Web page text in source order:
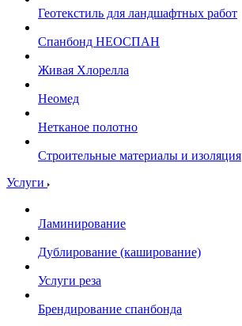
Геотекстиль для ландшафтных работ
Спанбонд НЕОСПАН
Живая Хлорелла
Нeомед
Нетканое полотно
Строительные материалы и изоляция
Услуги
Ламинирование
Дублирование (каширование)
Услуги реза
Брендирование спанбонда